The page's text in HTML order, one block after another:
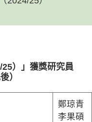
25）」獲獎研究員
）
鄭琼青
李果碩